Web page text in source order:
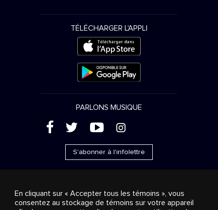
TÉLÉCHARGER L'APPLI
PARLONS MUSIQUE
( ' + &
S'abonner à l'infolettre
Ventes publicitaires Diffusion & distribution
En cliquant sur « Accepter tous les témoins », vous
consentez au stockage de témoins sur votre appareil